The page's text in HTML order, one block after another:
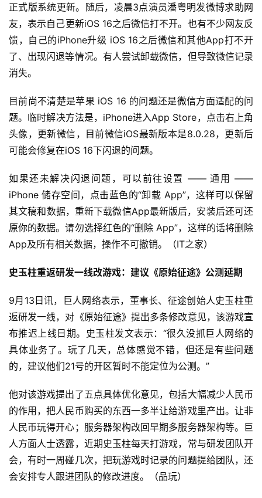
正式版系统更新。随后，凌晨3点演员潘粤明发微博求助网
友，表示自己更新iOS 16之后微信打不开。也有不少网友反
馈，自己的iPhone升级 iOS 16之后微信和其他App打不开
了、出现闪退等情况。有人尝试卸载微信，但导致微信记录
消失。
目前尚不清楚是苹果 iOS 16 的问题还是微信方面适配的问
题。临时解决方法是，iPhone进入App Store，点击右上角
头像，更新微信，目前微信iOS最新版本是8.0.28，更新后
可能会修复在iOS 16下闪退的问题。
如果还未解决闪退问题，可以前往设置 —— 通用 ——
iPhone 储存空间，点击蓝色的“卸载 App”，这样可以保留
其文稿和数据，重新下载微信App最新版后，安装后还可还
原你的数据。请勿选择红色的“删除 App”，这样的话将删除
App及所有相关数据，操作不可撤销。（IT之家）
史玉柱重返研发一线改游戏：建议《原始征途》公测延期
9月13日讯，巨人网络表示，董事长、征途创始人史玉柱重
返研发一线，对《原始征途》提出多条修改意见，该游戏宣
布推迟上线日期。史玉柱发文表示：“很久没抓巨人网络的
具体业务了。玩了几天，总体感觉不错，但还是有些问题
的，建议他们21号的开区暂时不能定位为公测。”
他对该游戏提出了五点具体优化意见，包括大幅减少人民币
的作用，把人民币购买的东西一多半让给游戏里产出。让非
人民币玩得开心；服务器架构改回早期多服务器架构等。巨
人方面人士透露，近期史玉柱每天打游戏，常与研发团队开
会，有时一周碰几次，把玩游戏时记录的问题提给团队，还
会安排专人跟进团队的修改进度。（品玩）